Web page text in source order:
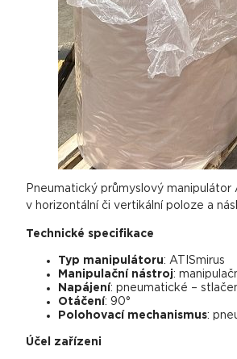
Pneumatický průmyslový
v horizontální či vertikální poloze a
Technické specifikace
Typ manipulátoru: ATISmirus
Manipulační nástroj:
Napájení: pneumatické –
Otáčení: 90°
Polohovací mechanismus:
Účel zařízeni